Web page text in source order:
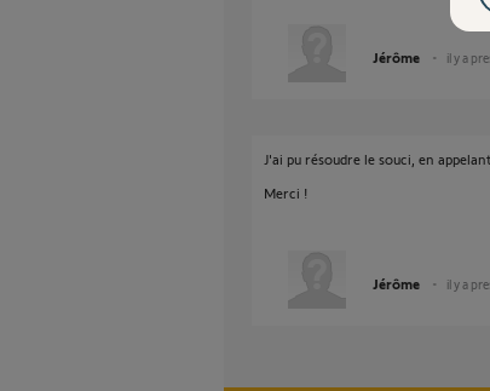
Jérôme il y a
J'ai pu résoudre le souci, en
Merci !
Jérôme il y a